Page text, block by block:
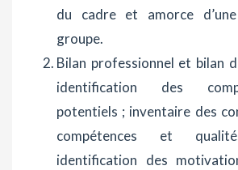
du cadre et amorce
groupe.
Bilan professionnel et bilan
identification des
potentiels ; inventaire des
compétences et
identification des